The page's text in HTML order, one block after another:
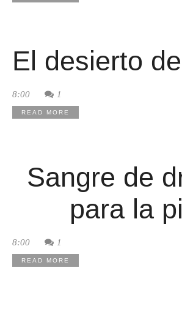
El desierto
8:00 1
READ MORE
Sangre de
para la
8:00 1
READ MORE